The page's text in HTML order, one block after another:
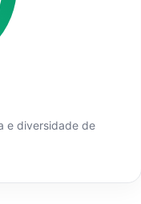
e diversidade de